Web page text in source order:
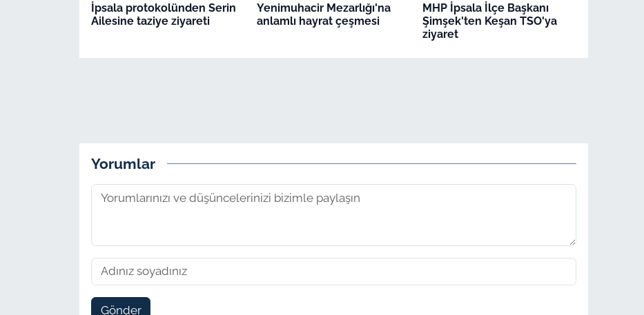
İpsala protokolünden Serin
Ailesine taziye ziyareti
Yenimuhacir Mezarlığı'na
anlamlı hayrat çeşmesi
MHP İpsala İlçe Başkanı
Şimşek'ten Keşan TSO'ya
ziyaret
Yorumlar
Gönder